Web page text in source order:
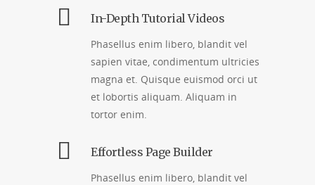
In-Depth Tutorial Videos
Phasellus enim libero, blandit vel
sapien vitae, condimentum ultricies
magna et. Quisque euismod orci ut
et lobortis aliquam. Aliquam in
tortor enim.
Effortless Page Builder
Phasellus enim libero, blandit vel